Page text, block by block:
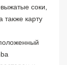
соки,
карту